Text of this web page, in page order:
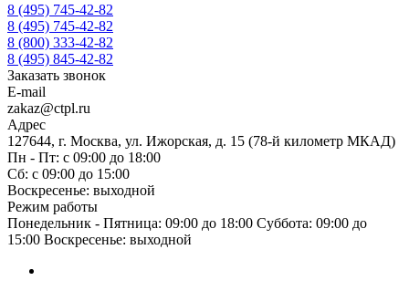
8 (495) 745-42-82
8 (495) 745-42-82
8 (800) 333-42-82
8 (495) 845-42-82
Заказать звонок
E-mail
zakaz@ctpl.ru
Адрес
127644, г. Москва, ул. Ижорская, д. 15 (78-й километр МКАД)
Пн - Пт: с 09:00 до 18:00
Сб: с 09:00 до 15:00
Воскресенье: выходной
Режим работы
Понедельник - Пятница: 09:00 до 18:00 Суббота: 09:00 до
15:00 Воскресенье: выходной